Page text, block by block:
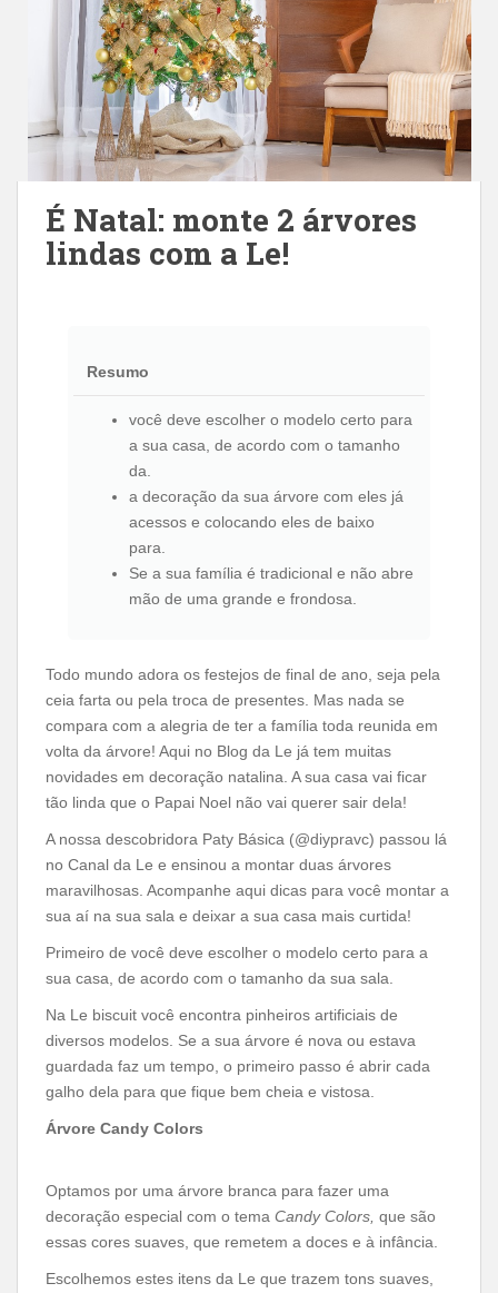
É Natal: monte 2 árvores
lindas com a Le!
Resumo
você deve escolher o modelo certo para
a sua casa, de acordo com o tamanho
da.
a decoração da sua árvore com eles já
acessos e colocando eles de baixo
para.
Se a sua família é tradicional e não abre
mão de uma grande e frondosa.
Todo mundo adora os festejos de final de ano, seja pela
ceia farta ou pela troca de presentes. Mas nada se
compara com a alegria de ter a família toda reunida em
volta da árvore! Aqui no Blog da Le já tem muitas
novidades em decoração natalina. A sua casa vai ficar
tão linda que o Papai Noel não vai querer sair dela!
A nossa descobridora Paty Básica (@diypravc) passou lá
no Canal da Le e ensinou a montar duas árvores
maravilhosas. Acompanhe aqui dicas para você montar a
sua aí na sua sala e deixar a sua casa mais curtida!
Primeiro de você deve escolher o modelo certo para a
sua casa, de acordo com o tamanho da sua sala.
Na Le biscuit você encontra pinheiros artificiais de
diversos modelos. Se a sua árvore é nova ou estava
guardada faz um tempo, o primeiro passo é abrir cada
galho dela para que fique bem cheia e vistosa.
Árvore Candy Colors
Optamos por uma árvore branca para fazer uma
decoração especial com o tema Candy Colors, que são
essas cores suaves, que remetem a doces e à infância.
Escolhemos estes itens da Le que trazem tons suaves,